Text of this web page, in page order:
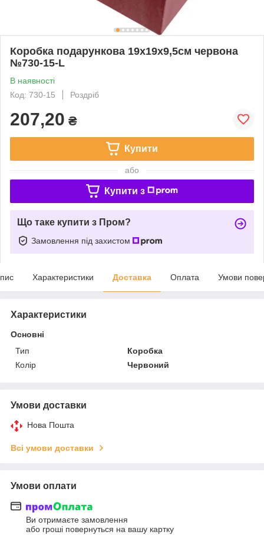
Коробка подарункова 19х19х9,5см червона
№730-15-L
В наявності
Код: 730-15
Роздріб
207,20 ₴
Купити
або
Купити з
Що таке купити з Пром?
Замовлення під захистом
Характеристики Доставка Оплата Умови
Характеристики
Основні
Тип
Коробка
Колір
Червоний
Умови доставки
Нова Пошта
Всі умови доставки
Умови оплати
Ви отримаєте замовлення
або гроші повернуться на вашу картку